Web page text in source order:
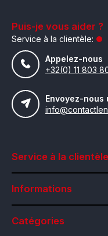
Puis-je vous aider ?
Service à la clientèle:
Appelez-nous
+32(0) 11 803
Envoyez-nous
Service à la clientèle
Informations
Catégories